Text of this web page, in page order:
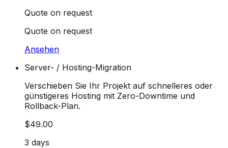
Quote on request
Quote on request
Ansehen
Server- / Hosting-Migration
Verschieben Sie Ihr Projekt auf schnelleres oder
günstigeres Hosting mit Zero-Downtime und
Rollback-Plan.
$49.00
3 days